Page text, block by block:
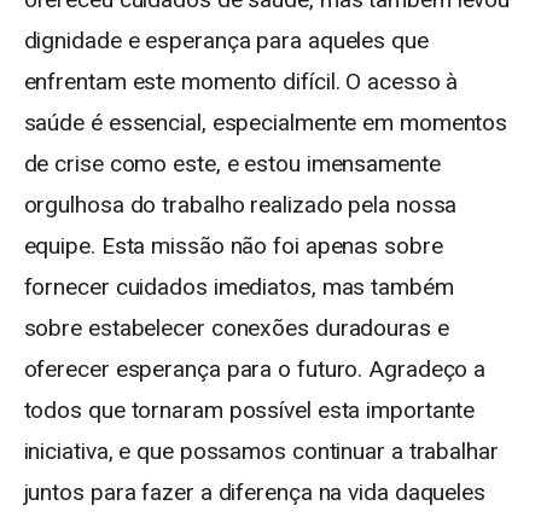
dignidade e esperança para aqueles que
enfrentam este momento difícil. O acesso à
saúde é essencial, especialmente em momentos
de crise como este, e estou imensamente
orgulhosa do trabalho realizado pela nossa
equipe. Esta missão não foi apenas sobre
fornecer cuidados imediatos, mas também
sobre estabelecer conexões duradouras e
oferecer esperança para o futuro. Agradeço a
todos que tornaram possível esta importante
iniciativa, e que possamos continuar a trabalhar
juntos para fazer a diferença na vida daqueles